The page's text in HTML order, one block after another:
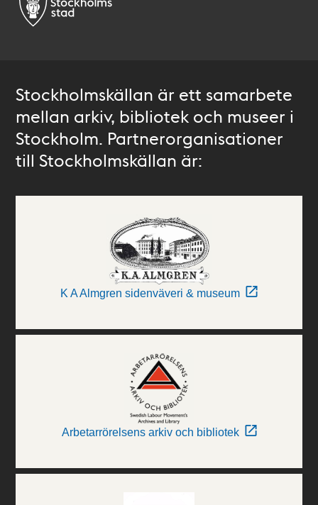
Stockholmskällan är ett samarbete
mellan arkiv, bibliotek och museer i
Stockholm. Partnerorganisationer
till Stockholmskällan är:
K A Almgren sidenväveri & museum
Arbetarrörelsens arkiv och bibliotek